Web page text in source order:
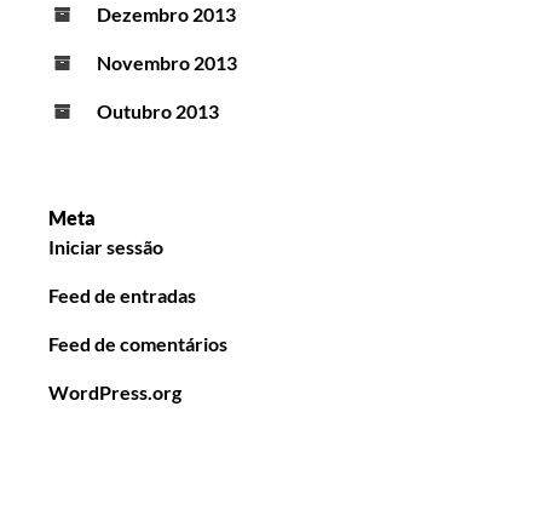
Dezembro 2013
Novembro 2013
Outubro 2013
Meta
Iniciar sessão
Feed de entradas
Feed de comentários
WordPress.org